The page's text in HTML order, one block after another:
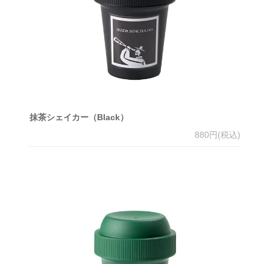
抹茶シェイカー（Black）
880円(税込)